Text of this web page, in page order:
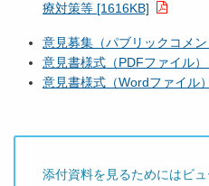
療対策等 [1616KB]
意見募集（パブリックコメ
意見書様式（PDFファイル
意見書様式（Wordファイル
添付資料を見るためにはビ